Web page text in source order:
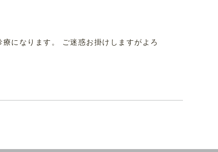
になります。 ご迷惑お掛けしますがよろ